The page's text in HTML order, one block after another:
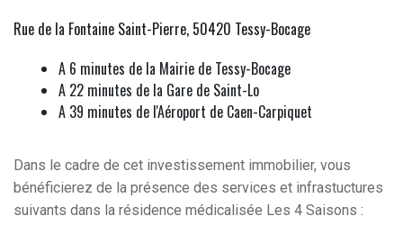
Rue de la Fontaine Saint-Pierre, 50420 Tessy-Bocage
A 6 minutes de la Mairie de Tessy-Bocage
A 22 minutes de la Gare de Saint-Lo
A 39 minutes de l'Aéroport de Caen-Carpiquet
Dans le cadre de cet investissement immobilier, vous
bénéficierez de la présence des services et infrastuctures
suivants dans la résidence médicalisée Les 4 Saisons :